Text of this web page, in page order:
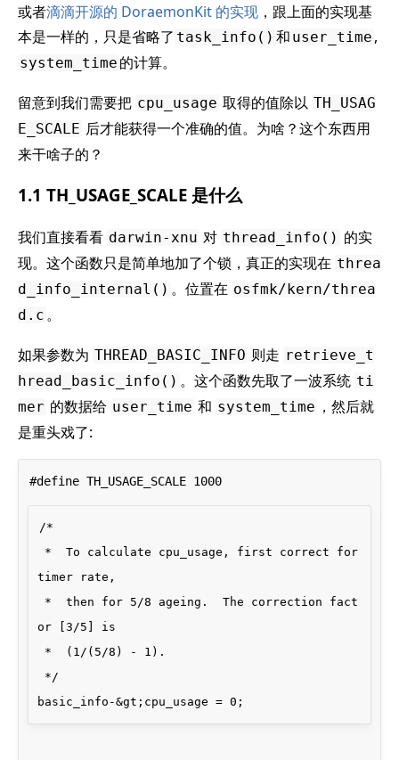
或者滴滴开源的 DoraemonKit 的实现 ，跟上面的实现基
本是一样的，只是省略了 task_info() 和 user_time ,
system_time 的计算。
留意到我们需要把 cpu_usage 取得的值除以 TH_USAG
E_SCALE 后才能获得一个准确的值。为啥？这个东西用
来干啥子的？
1.1 TH_USAGE_SCALE 是什么
我们直接看看 darwin-xnu 对 thread_info() 的实
现。这个函数只是简单地加了个锁，真正的实现在 threa
d_info_internal() 。位置在 osfmk/kern/threa
d.c 。
如果参数为 THREAD_BASIC_INFO 则走 retrieve_t
hread_basic_info() 。这个函数先取了一波系统 ti
mer 的数据给 user_time 和 system_time ，然后就
是重头戏了:
/*
timer rate,
or [3/5] is